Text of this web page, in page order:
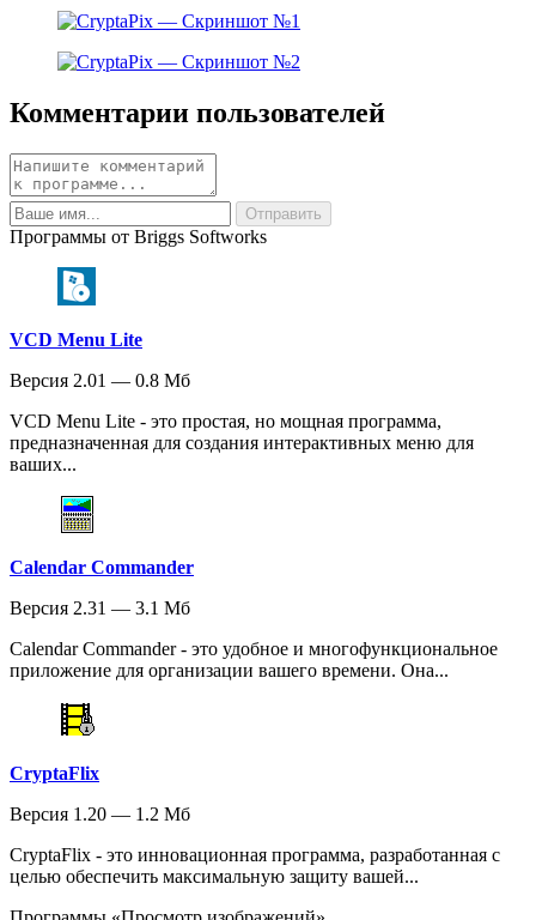
Комментарии пользователей
Программы от Briggs Softworks
VCD Menu Lite
Версия 2.01 — 0.8 Мб
VCD Menu Lite - это простая, но мощная программа,
предназначенная для создания интерактивных меню для
ваших...
Calendar Commander
Версия 2.31 — 3.1 Мб
Calendar Commander - это удобное и многофункциональное
приложение для организации вашего времени. Она...
CryptaFlix
Версия 1.20 — 1.2 Мб
CryptaFlix - это инновационная программа, разработанная с
целью обеспечить максимальную защиту вашей...